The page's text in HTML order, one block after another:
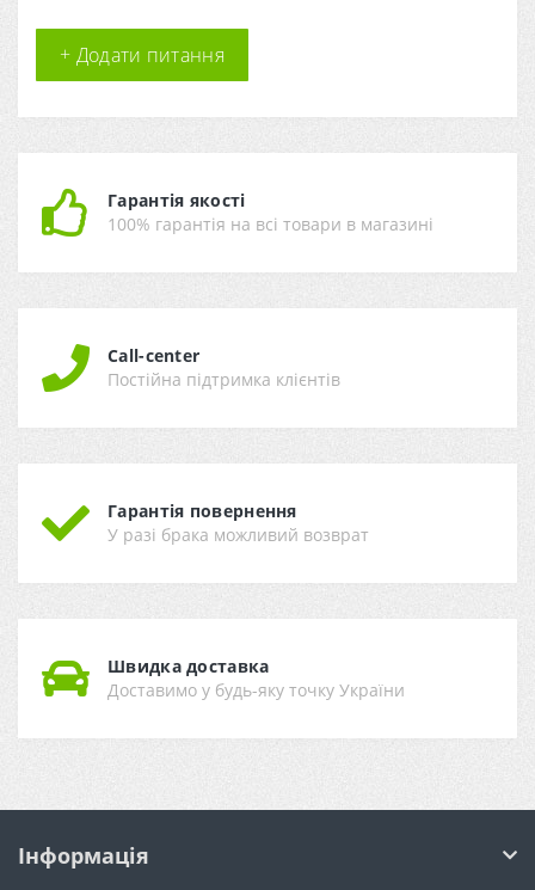
+ Додати питання
Гарантія якості
100% гарантія на всі товари в магазині
Call-center
Постійна підтримка клієнтів
Гарантія повернення
У разі брака можливий возврат
Швидка доставка
Доставимо у будь-яку точку України
Інформація